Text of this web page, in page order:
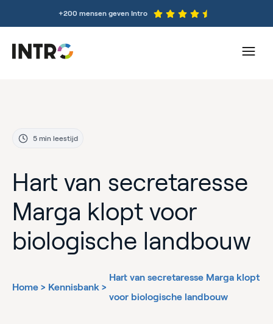
+200 mensen geven Intro
5 min leestijd
Hart van secretaresse
Marga klopt voor
biologische landbouw
Home > Kennisbank >
Hart van secretaresse Marga klopt
voor biologische landbouw